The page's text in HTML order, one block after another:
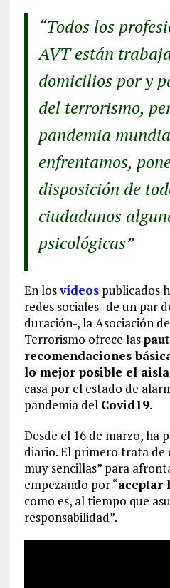
“Todos los
AVT están
domicilios por y
del terrorismo,
pandemia
enfrentamos,
disposición de
ciudadanos
psicológicas”
En losvídeospublicados
redes sociales -de un par
duración-, la Asociación
Terrorismo ofrece las
recomendaciones
lo mejor posible el
casa por el estado de
pandemia del Covid19.
Desde el 16 de marzo, ha
diario. El primero trata de
muy sencillas” para
empezando por “aceptar
como es, al tiempo que
responsabilidad”.